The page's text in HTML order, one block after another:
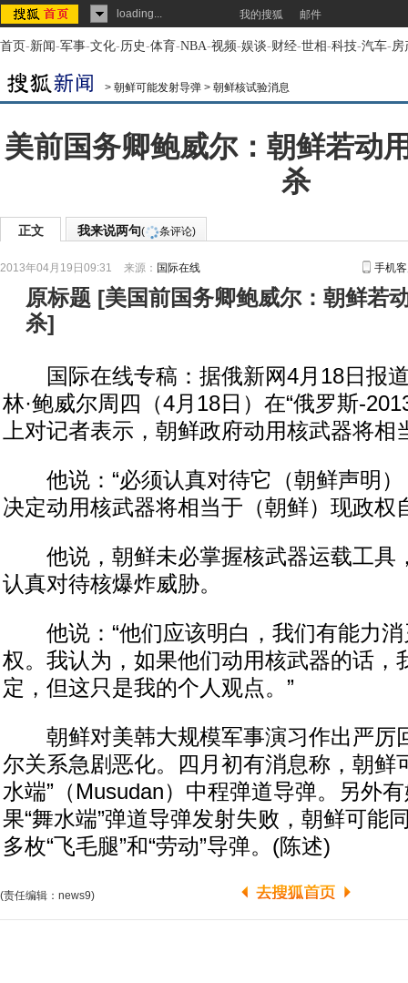
loading... 我的搜狐 邮件
首页-新闻-军事-文化-历史-体育-NBA-视频-娱谈-财经-世相-科技-汽车-房
> 朝鲜可能发射导弹 > 朝鲜核试验消息
美前国务卿鲍威尔：朝鲜若动
杀
正文 我来说两句( 条评论)
2013年04月19日09:31 来源： 国际在线 手机
原标题 [美国前国务卿鲍威尔：朝鲜若
杀]
国际在线专稿：据俄新网4月18日报
林·鲍威尔周四（4月18日）在“俄罗斯-
上对记者表示，朝鲜政府动用核武器将相
他说：“必须认真对待它（朝鲜声明）
决定动用核武器将相当于（朝鲜）现政权
他说，朝鲜未必掌握核武器运载工具
认真对待核爆炸威胁。
他说：“他们应该明白，我们有能力消
权。我认为，如果他们动用核武器的话，
定，但这只是我的个人观点。”
朝鲜对美韩大规模军事演习作出严厉
尔关系急剧恶化。四月初有消息称，朝鲜
水端”（Musudan）中程弹道导弹。另外
果“舞水端”弹道导弹发射失败，朝鲜可能
多枚“飞毛腿”和“劳动”导弹。(陈述)
(责任编辑：news9)